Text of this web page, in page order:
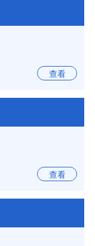
查看
查看